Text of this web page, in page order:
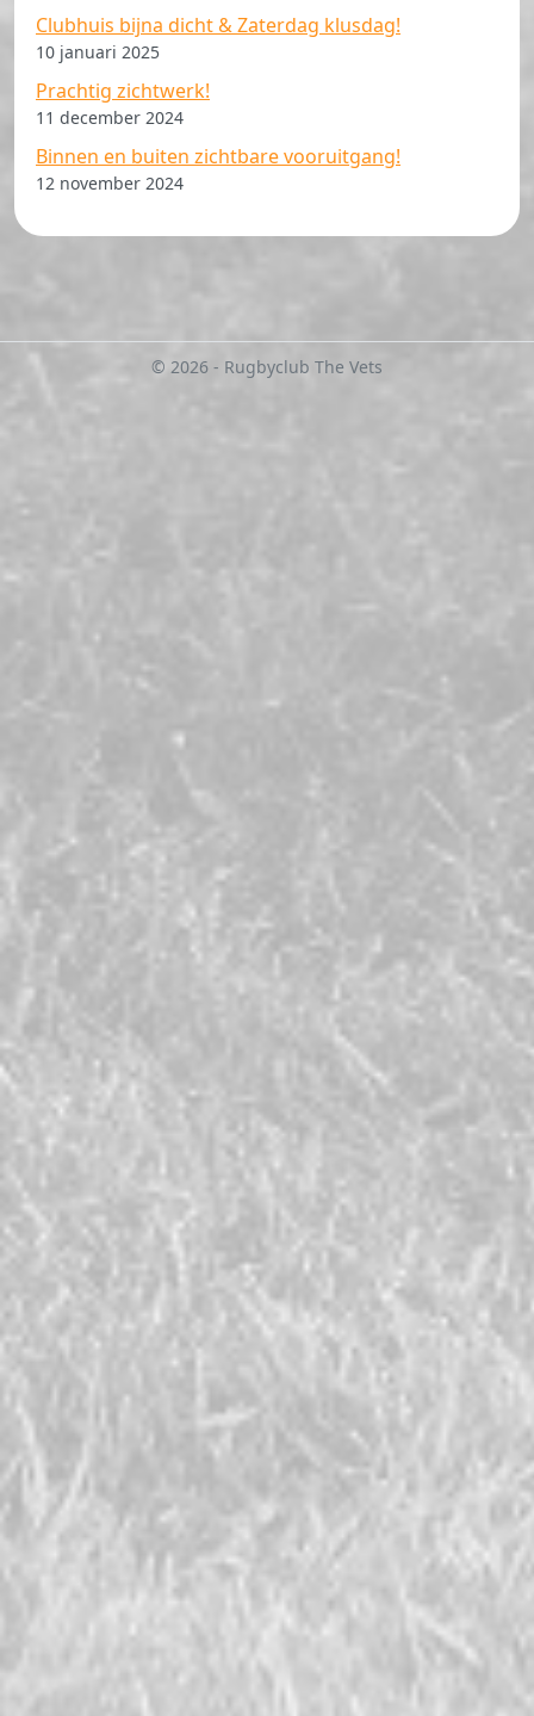
Clubhuis bijna dicht & Zaterdag klusdag!
10 januari 2025
Prachtig zichtwerk!
11 december 2024
Binnen en buiten zichtbare vooruitgang!
12 november 2024
© 2026 - Rugbyclub The Vets